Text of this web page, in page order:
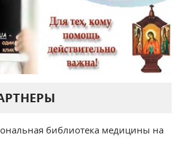
библиотека медицины на